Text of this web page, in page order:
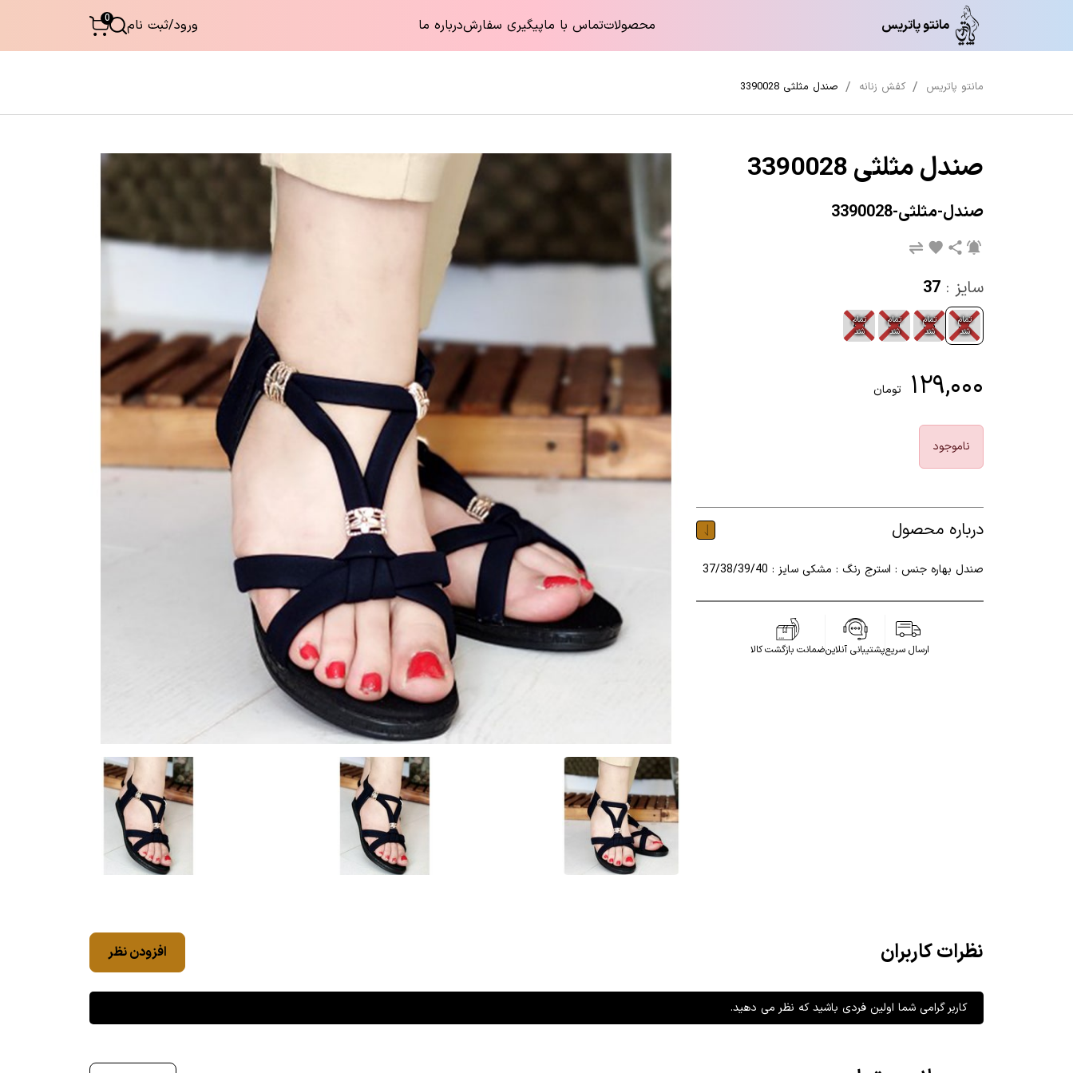
مانتو پاتریس محصولاتتماس با ماپیگیری سفارشدرباره ما ورود/ثبت نام 0
مانتو پاتریس کفش زنانه صندل مثلثی 3390028
صندل مثلثی 3390028
صندل-مثلثی-3390028
سایز : 37
37
تمام
شد
38
تمام
شد
39
تمام
شد
40
تمام
شد
۱۲۹,۰۰۰ تومان
ناموجود
درباره محصول
صندل بهاره جنس : استرج رنگ : مشکی سایز : 37/38/39/40
ارسال سریعپشتیبانی آنلاینضمانت بازگشت کالا
نظرات کاربران افزودن نظر
کاربر گرامی شما اولین فردی باشید که نظر می دهید.